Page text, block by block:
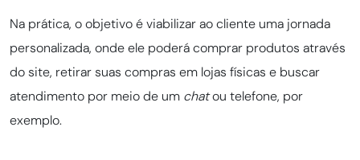
Na prática, o objetivo é viabilizar ao cliente uma jornada
personalizada, onde ele poderá comprar produtos através
do site, retirar suas compras em lojas físicas e buscar
atendimento por meio de um chatou telefone, por
exemplo.